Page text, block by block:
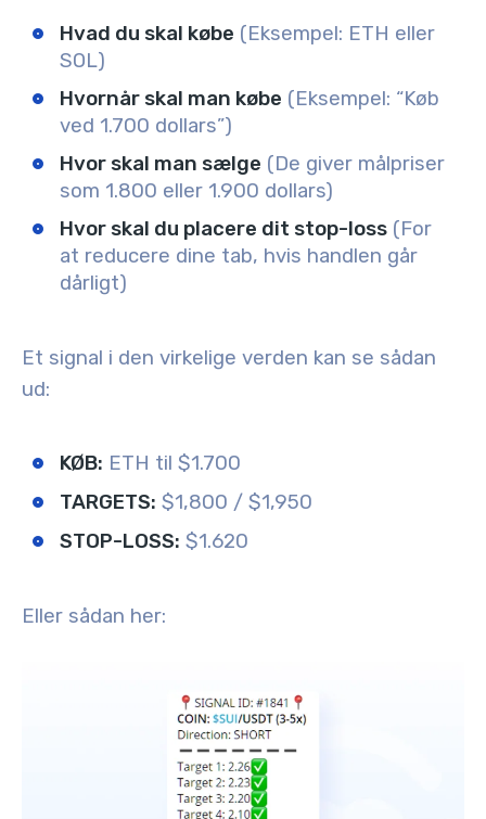
Hvad du skal købe (Eksempel: ETH eller
SOL)
Hvornår skal man købe (Eksempel: “Køb
ved 1.700 dollars”)
Hvor skal man sælge (De giver målpriser
som 1.800 eller 1.900 dollars)
Hvor skal du placere dit stop-loss (For
at reducere dine tab, hvis handlen går
dårligt)
Et signal i den virkelige verden kan se sådan
ud:
KØB: ETH til $1.700
TARGETS: $1,800 / $1,950
STOP-LOSS: $1.620
Eller sådan her: